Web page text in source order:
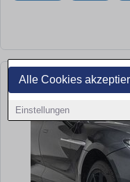
Alle Cookies
Einstellungen